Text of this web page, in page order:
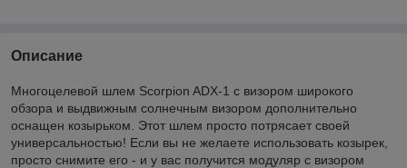
Описание
Многоцелевой шлем Scorpion ADX-1 с визором широкого
обзора и выдвижным солнечным визором дополнительно
оснащен козырьком. Этот шлем просто потрясает своей
универсальностью! Если вы не желаете использовать козырек,
просто снимите его - и у вас получится модуляр с визором